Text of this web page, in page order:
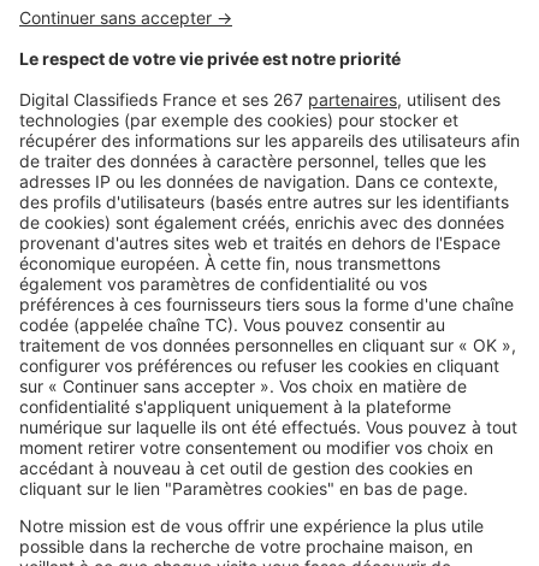
Image
Vivre à...
bat son plein toute l'année !
Image
Vivre à...
S'installer au bord de la mer : ces
questions peuvent éviter une
grosse déception
SeLoger c'est aussi